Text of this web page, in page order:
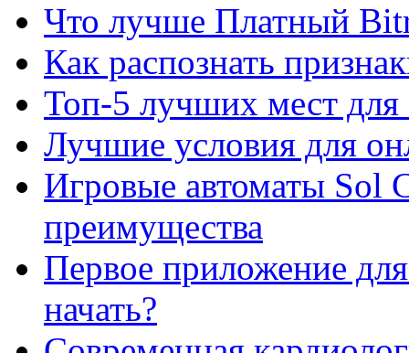
Что лучше Платный
Как распознать
Топ-5 лучших мест для
Лучшие условия для
Игровые автоматы Sol
преимущества
Первое приложение
начать?